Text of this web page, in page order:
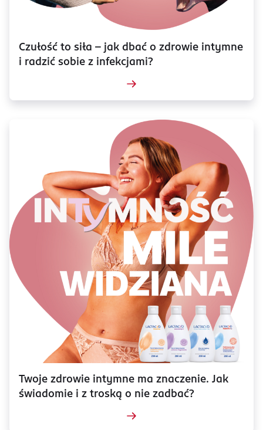
Czułość to siła – jak dbać o zdrowie intymne
i radzić sobie z infekcjami?
Twoje zdrowie intymne ma znaczenie. Jak
świadomie i z troską o nie zadbać?